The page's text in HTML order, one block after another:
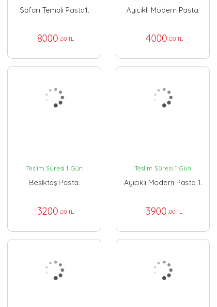
Safari Temalı Pasta1.
8000 ,00 TL
Ayıcıklı Modern Pasta.
4000 ,00 TL
Teslim Süresi 1 Gün
Beşiktaş Pasta.
3200 ,00 TL
Teslim Süresi 1 Gün
Ayıcıklı Modern Pasta 1.
3900 ,00 TL